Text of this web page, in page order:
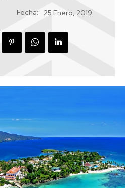
Fecha: 25 Enero, 2019